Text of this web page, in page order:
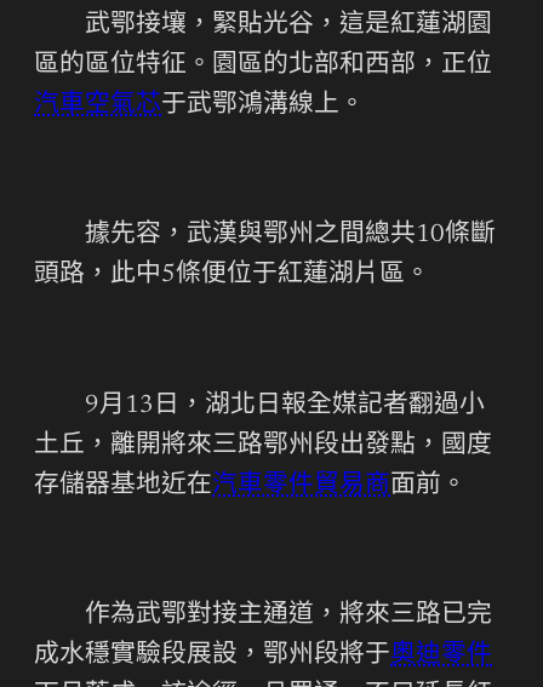
武鄂接壤，緊貼光谷，這是紅蓮湖園
區的區位特征。園區的北部和西部，正位
汽車空氣芯于武鄂鴻溝線上。
據先容，武漢與鄂州之間總共10條斷
頭路，此中5條便位于紅蓮湖片區。
9月13日，湖北日報全媒記者翻過小
土丘，離開將來三路鄂州段出發點，國度
存儲器基地近在汽車零件貿易商面前。
作為武鄂對接主通道，將來三路已完
成水穩實驗段展設，鄂州段將于奧迪零件